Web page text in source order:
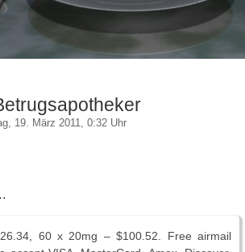
19. März 2011, 0:32 Uhr
60 x 20mg – $100.52. Free airmail